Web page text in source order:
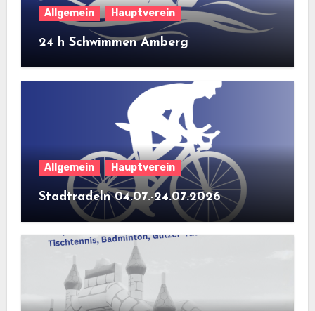
Allgemein Hauptverein
24 h Schwimmen Amberg
Allgemein Hauptverein
Stadtradeln 04.07.-24.07.2026